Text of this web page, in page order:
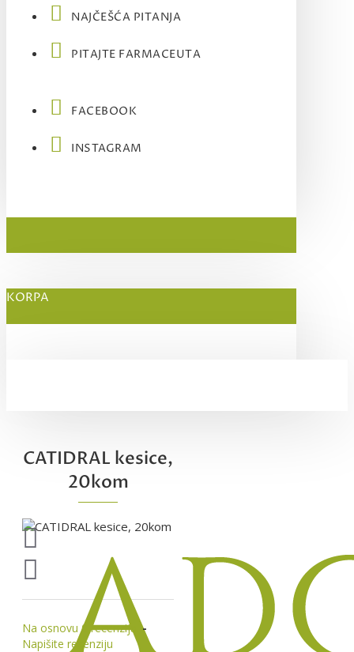
NAJČEŠĆA PITANJA
PITAJTE FARMACEUTA
FACEBOOK
INSTAGRAM
KORPA
CATIDRAL kesice,
20kom
Na osnovu 0 recenzija.
-
Napišite recenziju